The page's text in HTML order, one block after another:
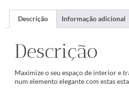
Descrição Informação adicional
Descrição
Maximize o seu espaço de interior e
num elemento elegante com estas